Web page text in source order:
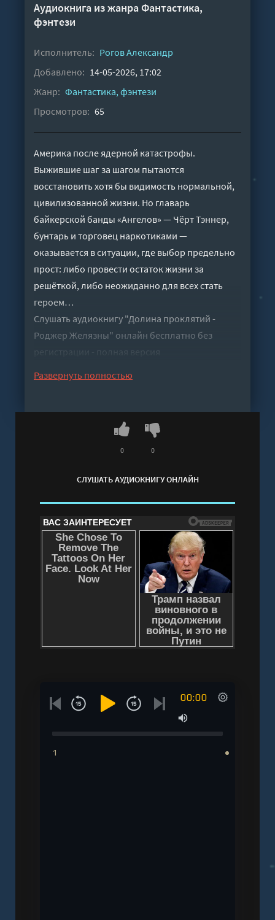
Аудиокнига из жанраФантастика,
фэнтези
Исполнитель: Рогов Александр
Добавлено: 14-05-2026, 17:02
Жанр: Фантастика, фэнтези
Просмотров: 65
Америка после ядерной катастрофы.
Выжившие шаг за шагом пытаются
восстановить хотя бы видимость нормальной,
цивилизованной жизни. Но главарь
байкерской банды «Ангелов» — Чёрт Тэннер,
бунтарь и торговец наркотиками —
оказывается в ситуации, где выбор предельно
прост: либо провести остаток жизни за
решёткой, либо неожиданно для всех стать
героем…
Слушать аудиокнигу "Долина проклятий -
Роджер Желязны" онлайн бесплатно без
регистрации - полная версия
Развернуть полностью
СЛУШАТЬ АУДИОКНИГУ ОНЛАЙН
0 0
00:00
1